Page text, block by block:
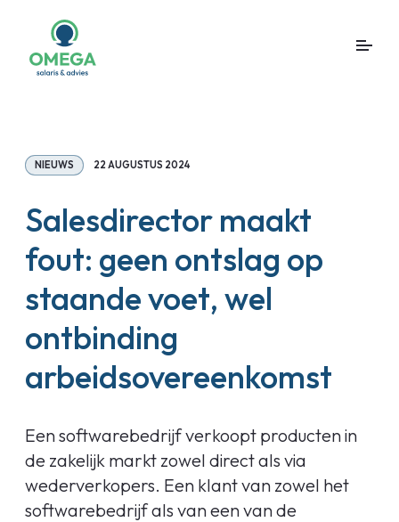
NIEUWS 22 AUGUSTUS 2024
Salesdirector maakt
fout: geen ontslag op
staande voet, wel
ontbinding
arbeidsovereenkomst
Een softwarebedrijf verkoopt producten in
de zakelijk markt zowel direct als via
wederverkopers. Een klant van zowel het
softwarebedrijf als van een van de